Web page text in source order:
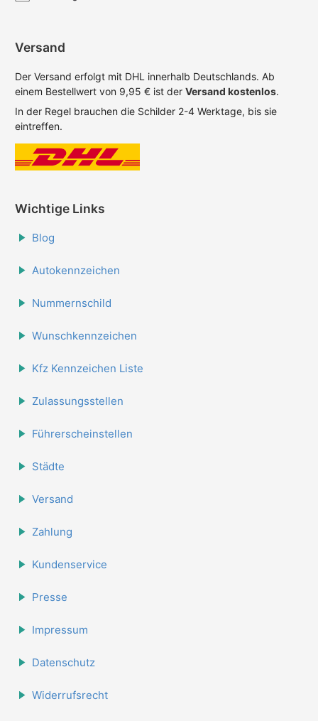
Versand
Der Versand erfolgt mit DHL innerhalb Deutschlands. Ab
einem Bestellwert von 9,95 € ist der Versand kostenlos.
In der Regel brauchen die Schilder 2-4 Werktage, bis sie
eintreffen.
Wichtige Links
Blog
Autokennzeichen
Nummernschild
Wunschkennzeichen
Kfz Kennzeichen Liste
Zulassungsstellen
Führerscheinstellen
Städte
Versand
Zahlung
Kundenservice
Presse
Impressum
Datenschutz
Widerrufsrecht